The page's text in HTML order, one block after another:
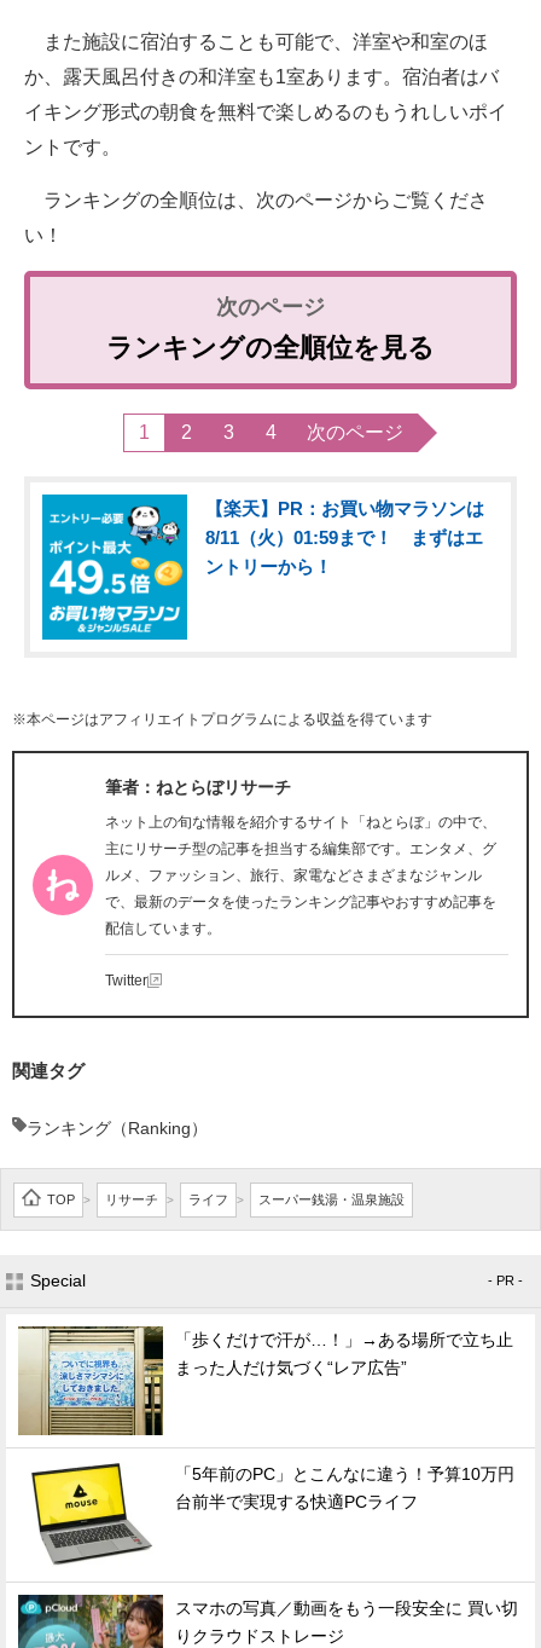
また施設に宿泊することも可能で、洋室や和室のほ
か、露天風呂付きの和洋室も1室あります。宿泊者はバ
イキング形式の朝食を無料で楽しめるのもうれしいポイ
ントです。
ランキングの全順位は、次のページからご覧くださ
い！
ランキングの全順位を見る
1 2 3 4 次のページ
【楽天】PR：お買い物マラソンは
8/11（火）01:59まで！ まずはエ
ントリーから！
※本ページはアフィリエイトプログラムによる収益を得ています
筆者：ねとらぼリサーチ
ネット上の旬な情報を紹介するサイト「ねとらぼ」の中で、
主にリサーチ型の記事を担当する編集部です。エンタメ、グ
ルメ、ファッション、旅行、家電などさまざまなジャンル
で、最新のデータを使ったランキング記事やおすすめ記事を
配信しています。
Twitter
関連タグ
ランキング（Ranking）
TOP > リサーチ > ライフ > スーパー銭湯・温泉施設
Special - PR -
「歩くだけで汗が…！」→ある場所で立ち止
まった人だけ気づく“レア広告”
「5年前のPC」とこんなに違う！予算10万円
台前半で実現する快適PCライフ
スマホの写真／動画をもう一段安全に 買い切
りクラウドストレージ